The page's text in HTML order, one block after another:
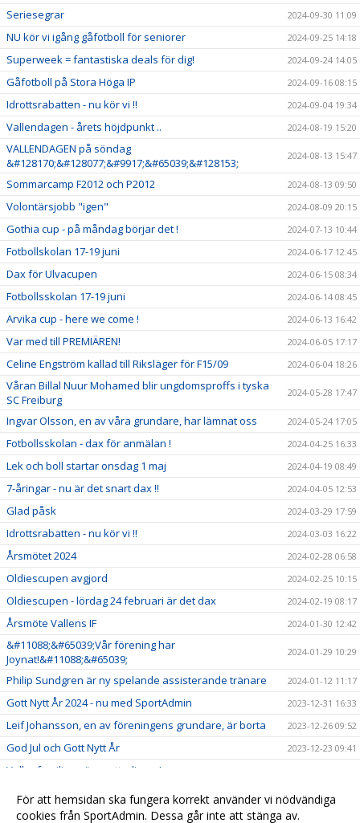
Seriesegrar 2024-09-30 11:09
NU kör vi igång gåfotboll för seniorer 2024-09-25 14:18
Superweek = fantastiska deals för dig! 2024-09-24 14:05
Gåfotboll på Stora Höga IP 2024-09-16 08:15
Idrottsrabatten - nu kör vi !! 2024-09-04 19:34
Vallendagen - årets höjdpunkt .. 2024-08-19 15:20
VALLENDAGEN på söndag
&#128170;&#128077;&#9917;&#65039;&#128153;
2024-08-13 15:47
Sommarcamp F2012 och P2012 2024-08-13 09:50
Volontärsjobb "igen" 2024-08-09 20:15
Gothia cup - på måndag börjar det ! 2024-07-13 10:44
Fotbollskolan 17-19 juni 2024-06-17 12:45
Dax för Ulvacupen 2024-06-15 08:34
Fotbollsskolan 17-19 juni 2024-06-14 08:45
Arvika cup - here we come ! 2024-06-13 16:42
Var med till PREMIÄREN! 2024-06-05 17:17
Celine Engström kallad till Riksläger för F15/09 2024-06-04 18:26
Våran Billal Nuur Mohamed blir ungdomsproffs i tyska
SC Freiburg
2024-05-28 17:47
Ingvar Olsson, en av våra grundare, har lämnat oss 2024-05-24 17:05
Fotbollsskolan - dax för anmälan ! 2024-04-25 16:33
Lek och boll startar onsdag 1 maj 2024-04-19 08:49
7-åringar - nu är det snart dax !! 2024-04-05 12:53
Glad påsk 2024-03-29 17:59
Idrottsrabatten - nu kör vi !! 2024-03-03 16:22
Årsmötet 2024 2024-02-28 06:58
Oldiescupen avgjord 2024-02-25 10:15
Oldiescupen - lördag 24 februari är det dax 2024-02-19 08:17
Årsmöte Vallens IF 2024-01-30 12:42
&#11088;&#65039;Vår förening har
Joynat!&#11088;&#65039;
2024-01-29 10:29
Philip Sundgren är ny spelande assisterande tränare 2024-01-12 11:17
Gott Nytt År 2024 - nu med SportAdmin 2023-12-31 16:33
Leif Johansson, en av föreningens grundare, är borta 2023-12-26 09:52
God Jul och Gott Nytt År 2023-12-23 09:41
Vallenfamiljen växer ytterligare!
Svenska Spel - Gräsroten 2023-11-22 17:33
Årets ungdomsförening 2023 2023-11-17 21:28
För att hemsidan ska fungera korrekt använder vi nödvändiga
cookies från SportAdmin. Dessa går inte att stänga av.